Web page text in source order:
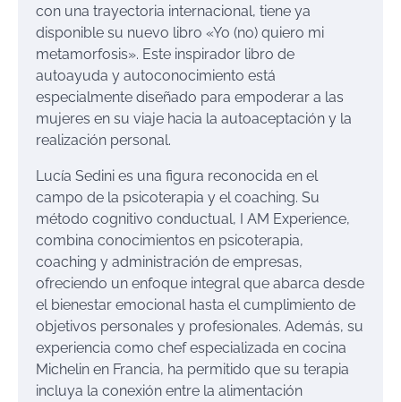
con una trayectoria internacional, tiene ya
disponible su nuevo libro «Yo (no) quiero mi
metamorfosis». Este inspirador libro de
autoayuda y autoconocimiento está
especialmente diseñado para empoderar a las
mujeres en su viaje hacia la autoaceptación y la
realización personal.
Lucía Sedini es una figura reconocida en el
campo de la psicoterapia y el coaching. Su
método cognitivo conductual, I AM Experience,
combina conocimientos en psicoterapia,
coaching y administración de empresas,
ofreciendo un enfoque integral que abarca desde
el bienestar emocional hasta el cumplimiento de
objetivos personales y profesionales. Además, su
experiencia como chef especializada en cocina
Michelin en Francia, ha permitido que su terapia
incluya la conexión entre la alimentación